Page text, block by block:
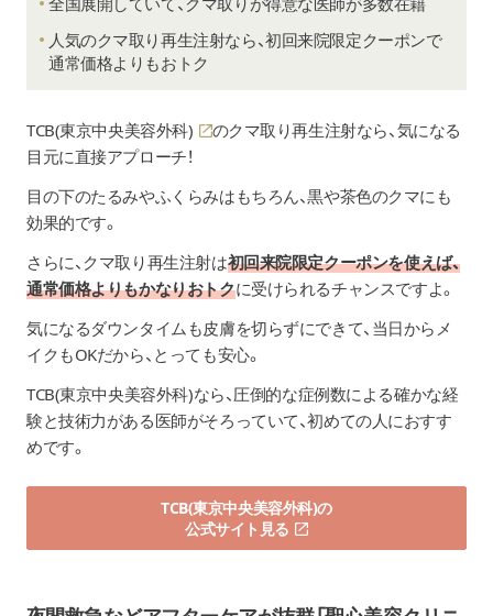
人気のクマ取り再生注射なら、初回来院限定クーポンで
通常価格よりもおトク
TCB(東京中央美容外科)
のクマ取り再生注射なら、気になる
目元に直接アプローチ！
目の下のたるみやふくらみはもちろん、黒や茶色のクマにも
効果的です。
さらに、クマ取り再生注射は初回来院限定クーポンを使えば、
通常価格よりもかなりおトクに受けられるチャンスですよ。
気になるダウンタイムも皮膚を切らずにできて、当日からメ
イクもOKだから、とっても安心。
TCB(東京中央美容外科)なら、圧倒的な症例数による確かな経
験と技術力がある医師がそろっていて、初めての人におすす
めです。
TCB(東京中央美容外科)の
公式サイト見る